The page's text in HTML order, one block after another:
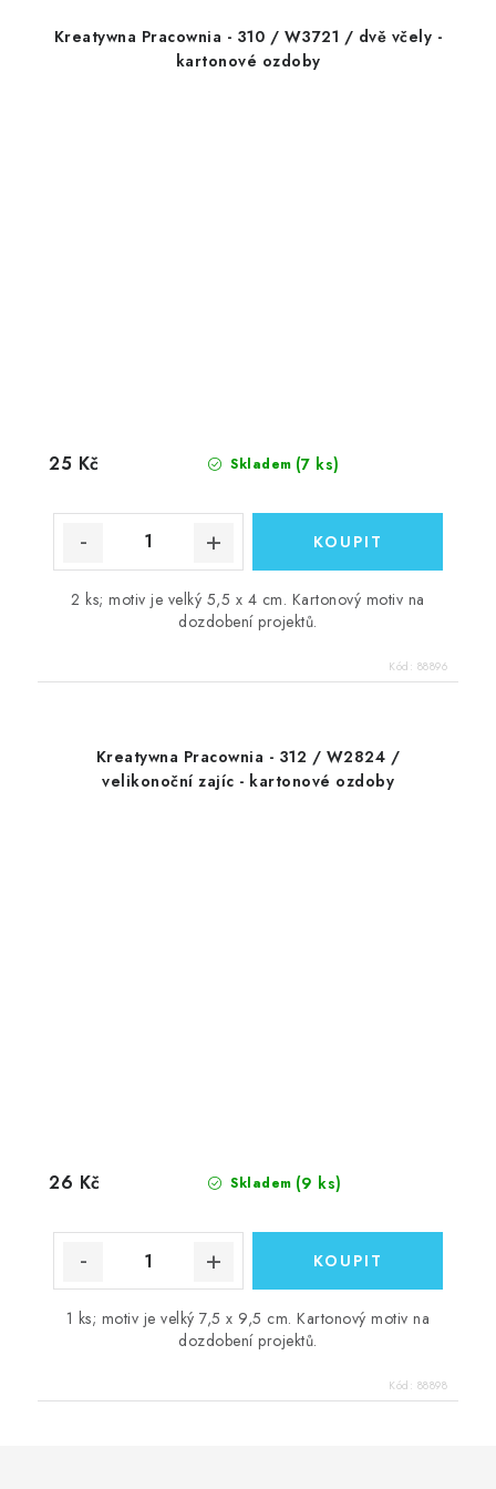
Kreatywna Pracownia - 310 / W3721 / dvě včely -
kartonové ozdoby
Skladem (7 ks)
25 Kč
2 ks; motiv je velký 5,5 x 4 cm. Kartonový motiv na
dozdobení projektů.
Kód: 88896
Kreatywna Pracownia - 312 / W2824 /
velikonoční zajíc - kartonové ozdoby
Skladem (9 ks)
26 Kč
1 ks; motiv je velký 7,5 x 9,5 cm. Kartonový motiv na
dozdobení projektů.
Kód: 88898